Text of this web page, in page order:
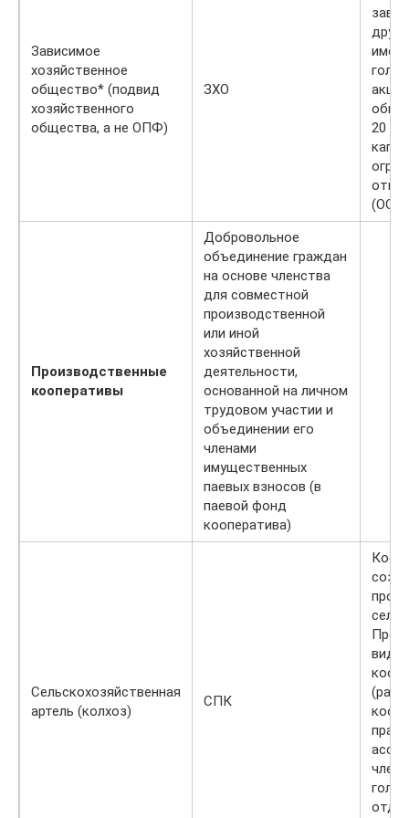
Зависимое
хозяйственное
общество* (подвид
хозяйственного
общества, а не ОПФ)
ЗХО
20 %
(ООО)
Производственные
кооперативы
Добровольное
объединение граждан
на основе членства
для совместной
производственной
или иной
хозяйственной
деятельности,
основанной на личном
трудовом участии и
объединении его
членами
имущественных
паевых взносов (в
паевой фонд
кооператива)
Сельскохозяйственная
артель (колхоз)
СПК
вида
член